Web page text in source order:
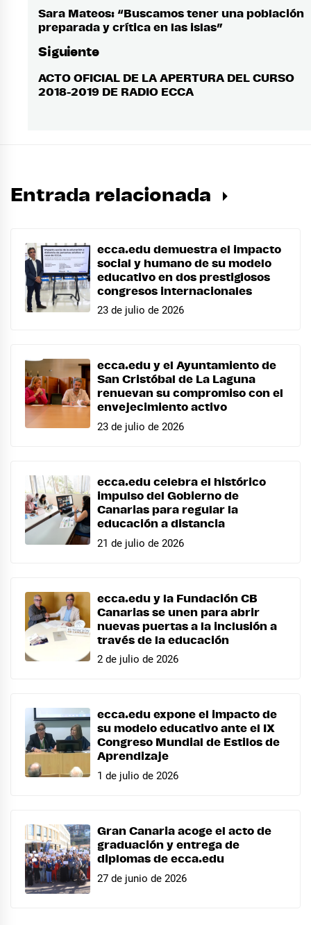
de
Entrada
anterior:
Sara Mateos: “Buscamos tener una población
preparada y crítica en las islas”
Siguiente
Entrada
siguiente:
ACTO OFICIAL DE LA APERTURA DEL CURSO
2018-2019 DE RADIO ECCA
Entrada relacionada
ecca.edu demuestra el impacto
social y humano de su modelo
educativo en dos prestigiosos
congresos internacionales
23 de julio de 2026
ecca.edu y el Ayuntamiento de
San Cristóbal de La Laguna
renuevan su compromiso con el
envejecimiento activo
23 de julio de 2026
ecca.edu celebra el histórico
impulso del Gobierno de
Canarias para regular la
educación a distancia
21 de julio de 2026
ecca.edu y la Fundación CB
Canarias se unen para abrir
nuevas puertas a la inclusión a
través de la educación
2 de julio de 2026
ecca.edu expone el impacto de
su modelo educativo ante el IX
Congreso Mundial de Estilos de
Aprendizaje
1 de julio de 2026
Gran Canaria acoge el acto de
graduación y entrega de
diplomas de ecca.edu
27 de junio de 2026